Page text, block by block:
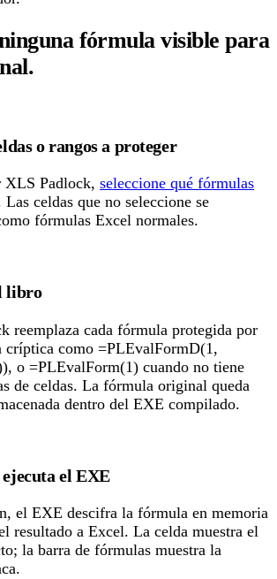
fórmula visible para
o rangos a proteger
XLS Padlock, seleccione qué fórmulas
Las celdas que no seleccione se
fórmulas Excel normales.
libro
reemplaza cada fórmula protegida por
críptica como =PLEvalFormD(1,
o =PLEvalForm(1) cuando no tiene
de celdas. La fórmula original queda
dentro del EXE compilado.
el EXE
el EXE descifra la fórmula en memoria
resultado a Excel. La celda muestra el
la barra de fórmulas muestra la